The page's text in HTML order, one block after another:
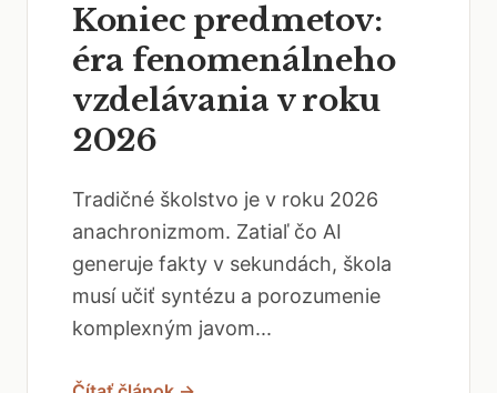
Koniec predmetov:
éra fenomenálneho
vzdelávania v roku
2026
Tradičné školstvo je v roku 2026
anachronizmom. Zatiaľ čo AI
generuje fakty v sekundách, škola
musí učiť syntézu a porozumenie
komplexným javom...